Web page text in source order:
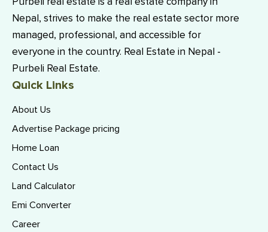
Nepal, strives to make the real estate sector more
managed, professional, and accessible for
everyone in the country. Real Estate in Nepal -
Purbeli Real Estate.
Quick Links
About Us
Advertise Package pricing
Home Loan
Contact Us
Land Calculator
Emi Converter
Career